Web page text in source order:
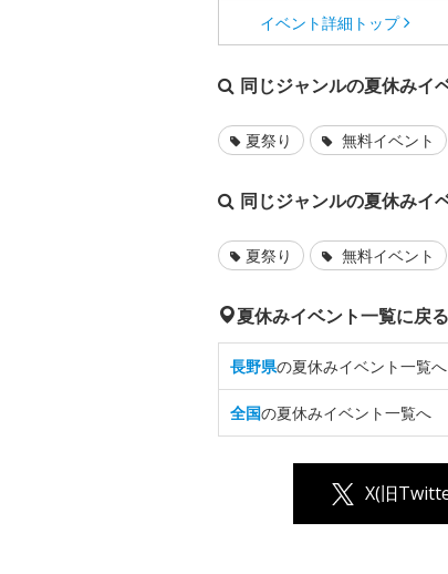
イベント詳細 トップ
同じジャンルの夏休みイ
夏祭り 無料イベント
同じジャンルの夏休みイ
夏祭り 無料イベント
夏休みイベント一覧に戻る
長野県の夏休みイベント一覧へ
全国の夏休みイベント一覧へ
X(旧